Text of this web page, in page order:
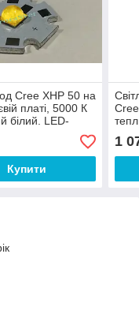
Cree XHP 50 на
платі, 5000 К
білий. LED-
Купити
1